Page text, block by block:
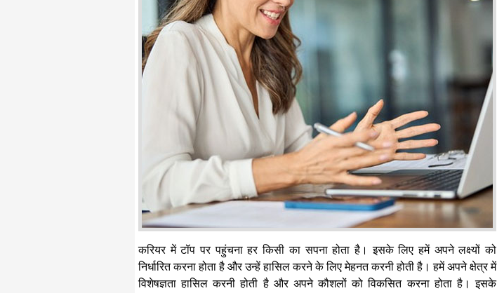
करियर में टॉप पर पहुंचना हर किसी का सपना होता है। इसके लिए हमें अपने लक्ष्यों को
निर्धारित करना होता है और उन्हें हासिल करने के लिए मेहनत करनी होती है। हमें अपने क्षेत्र में
विशेषज्ञता हासिल करनी होती है और अपने कौशलों को विकसित करना होता है। इसके